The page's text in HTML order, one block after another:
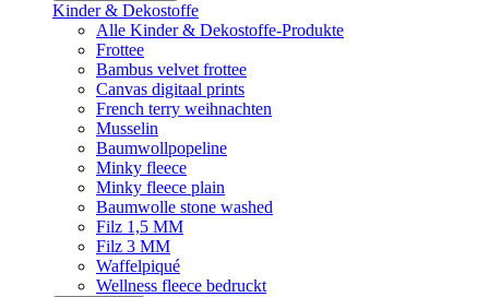
Kinder & Dekostoffe
Alle Kinder & Dekostoffe-Produkte
Frottee
Bambus velvet frottee
Canvas digitaal prints
French terry weihnachten
Musselin
Baumwollpopeline
Minky fleece
Minky fleece plain
Baumwolle stone washed
Filz 1,5 MM
Filz 3 MM
Waffelpiqué
Wellness fleece bedruckt